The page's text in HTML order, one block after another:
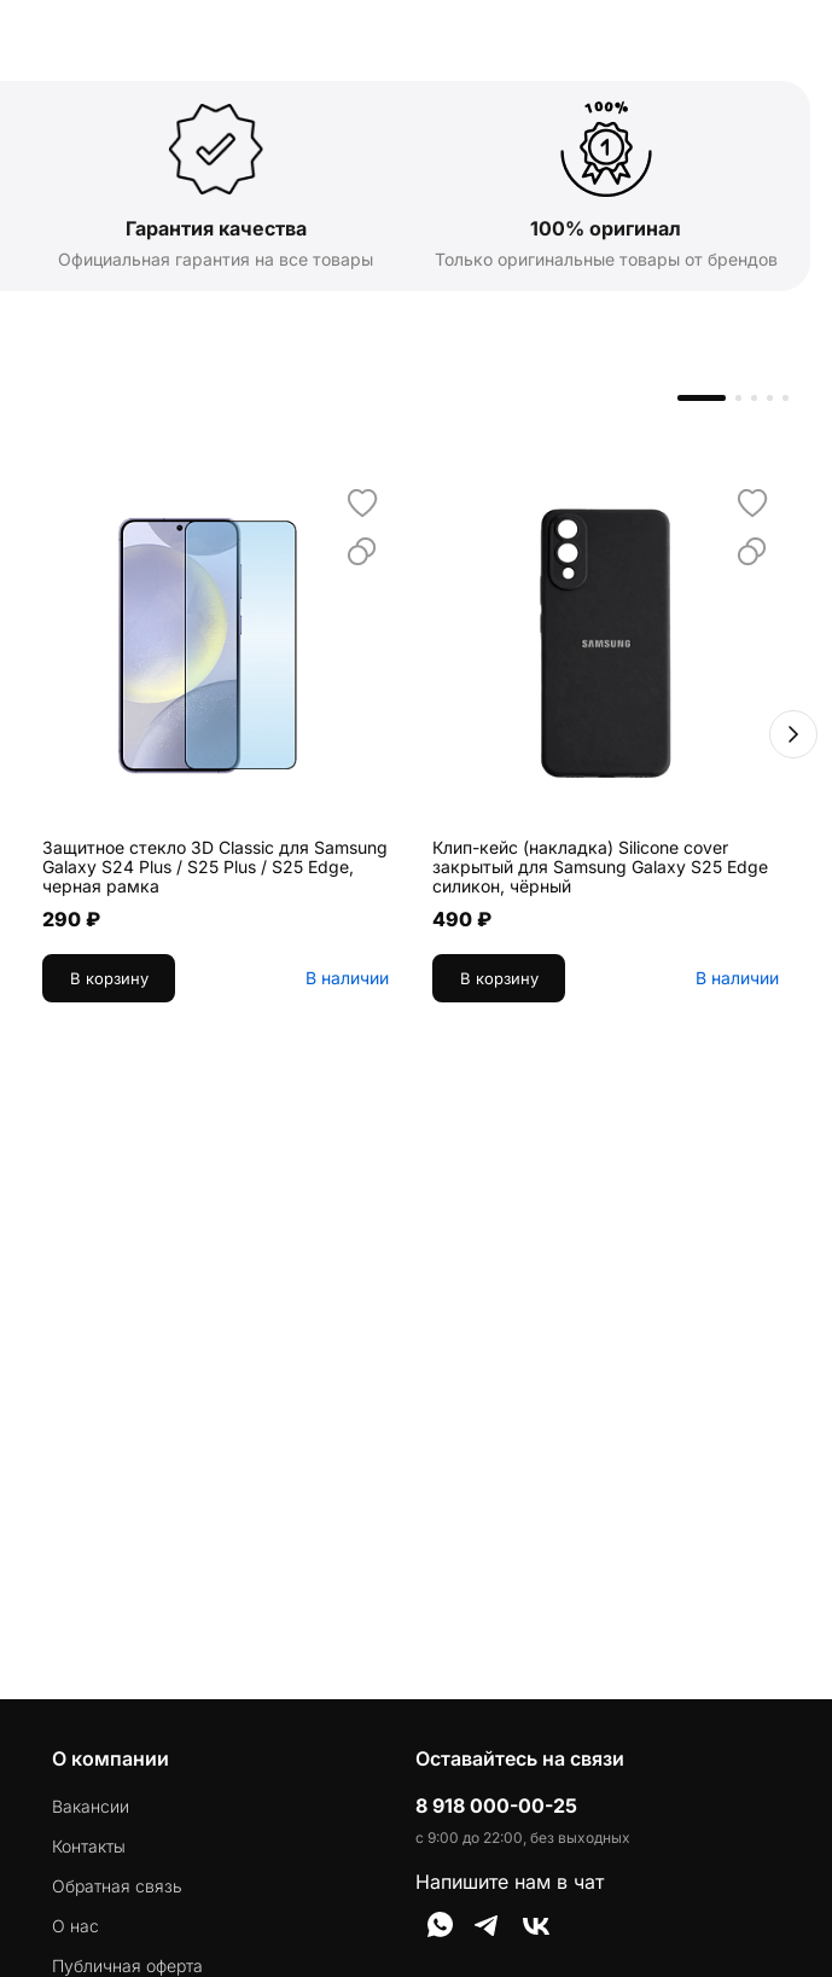
Гарантия качества
Официальная гарантия на все товары
100% оригинал
Только оригинальные товары от брендов
Защитное стекло 3D Classic для Samsung
Galaxy S24 Plus / S25 Plus / S25 Edge,
черная рамка
290 ₽
В корзину В наличии
Клип-кейс (накладка) Silicone cover
закрытый для Samsung Galaxy S25 Edge
силикон, чёрный
490 ₽
В корзину В наличии
О компании
Вакансии
Контакты
Обратная связь
О нас
Публичная оферта
Оставайтесь на связи
8 918 000-00-25
с 9:00 до 22:00, без выходных
Напишите нам в чат